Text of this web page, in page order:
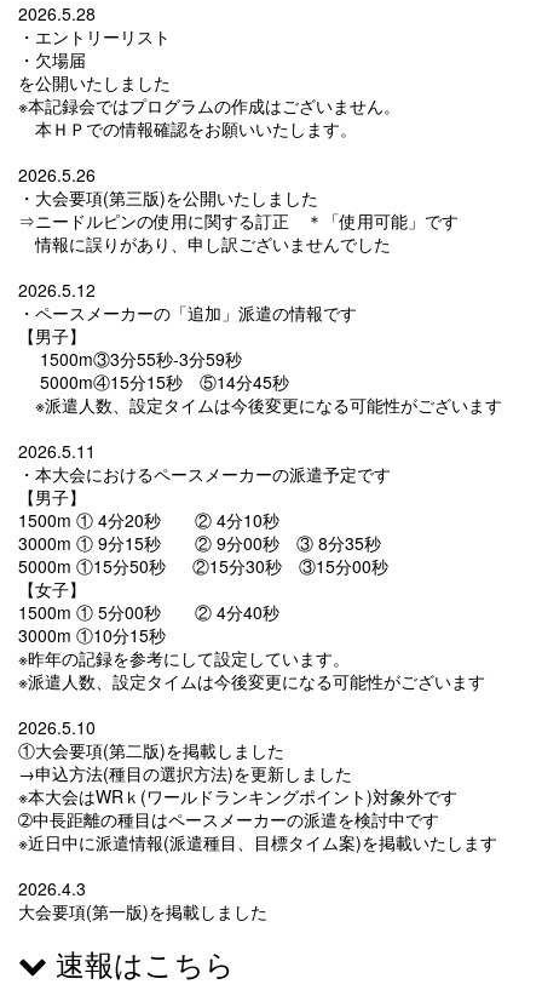
2026.5.28
・エントリーリスト
・欠場届
を公開いたしました
※本記録会ではプログラムの作成はございません。
本ＨＰでの情報確認をお願いいたします。
2026.5.26
・大会要項(第三版)を公開いたしました
⇒ニードルピンの使用に関する訂正 ＊「使用可能」です
情報に誤りがあり、申し訳ございませんでした
2026.5.12
・ペースメーカーの「追加」派遣の情報です
【男子】
1500m③3分55秒-3分59秒
5000m④15分15秒 ⑤14分45秒
※派遣人数、設定タイムは今後変更になる可能性がございます
2026.5.11
・本大会におけるペースメーカーの派遣予定です
【男子】
1500m ① 4分20秒 ② 4分10秒
3000m ① 9分15秒 ② 9分00秒 ③ 8分35秒
5000m ①15分50秒 ②15分30秒 ③15分00秒
【女子】
1500m ① 5分00秒 ② 4分40秒
3000m ①10分15秒
※昨年の記録を参考にして設定しています。
※派遣人数、設定タイムは今後変更になる可能性がございます
2026.5.10
①大会要項(第二版)を掲載しました
→申込方法(種目の選択方法)を更新しました
※本大会はWRｋ(ワールドランキングポイント)対象外です
➁中長距離の種目はペースメーカーの派遣を検討中です
※近日中に派遣情報(派遣種目、目標タイム案)を掲載いたします
2026.4.3
大会要項(第一版)を掲載しました
速報はこちら